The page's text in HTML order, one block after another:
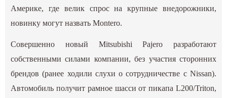
Америке, где велик спрос на крупные внедорожники,
новинку могут назвать Montero.
Совершенно новый Mitsubishi Pajero разработают
собственными силами компании, без участия сторонних
брендов (ранее ходили слухи о сотрудничестве с Nissan).
Автомобиль получит рамное шасси от пикапа L200/Triton,